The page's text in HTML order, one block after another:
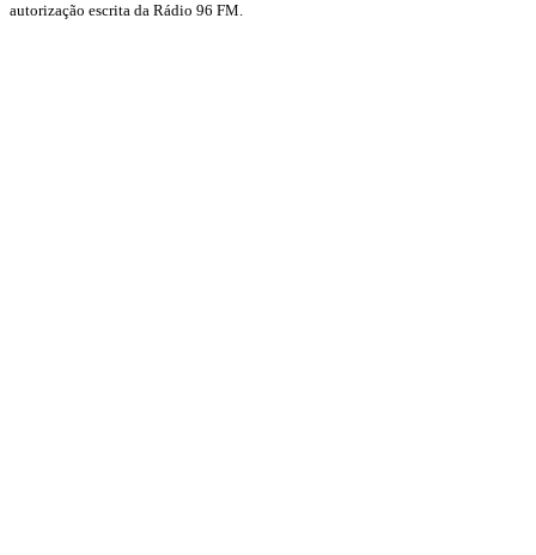
autorização escrita da Rádio 96 FM.